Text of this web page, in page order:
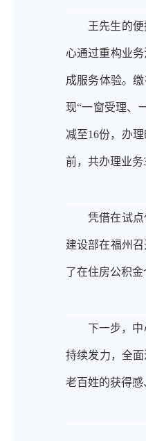
王先生的
心通过重构业
成服务体验。
现“一窗受理、
减至16份，办
前，共办理业务
凭借在试
建设部在福州
了在住房公积
下一步，
持续发力，全
老百姓的获得感